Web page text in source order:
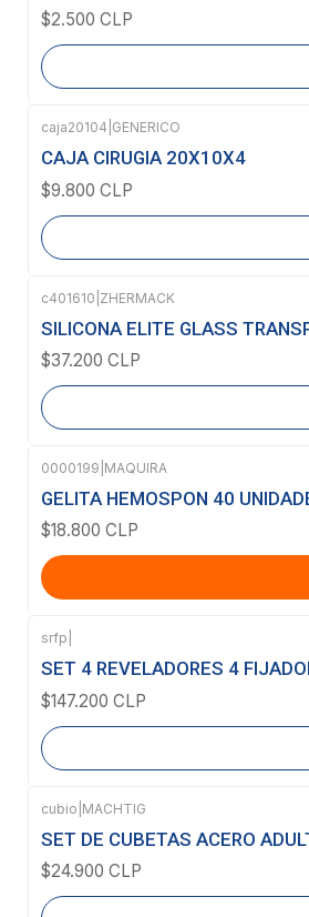
$2.500 CLP
Agotado
caja20104 GENERICO
CAJA CIRUGIA 20X10X4
$9.800 CLP
Agotado
c401610 ZHERMACK
SILICONA ELITE GLASS
$37.200 CLP
0000199 MAQUIRA
GELITA HEMOSPON 40
$18.800 CLP
Agotado
srfp
SET 4 REVELADORES 4
$147.200 CLP
Agotado
cubio MACHTIG
SET DE CUBETAS ACERO
$24.900 CLP